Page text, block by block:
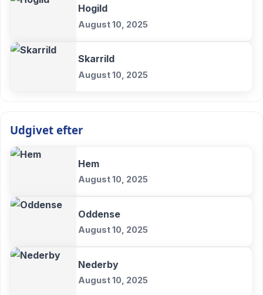
Hogild
August 10, 2025
Skarrild
August 10, 2025
Udgivet efter
Hem
August 10, 2025
Oddense
August 10, 2025
Nederby
August 10, 2025